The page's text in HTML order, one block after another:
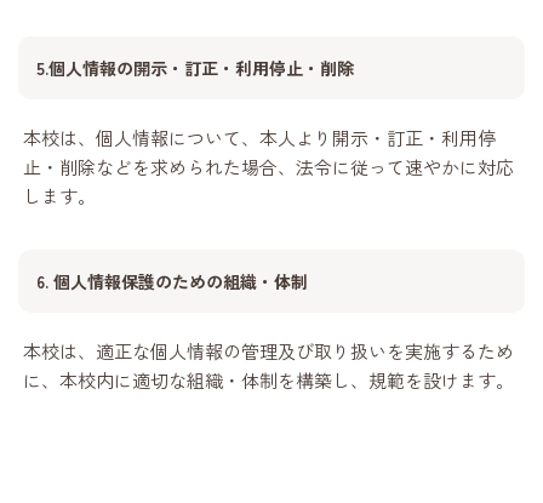
5.個人情報の開示・訂正・利用停止・削除
本校は、個人情報について、本人より開示・訂正・利用停
止・削除などを求められた場合、法令に従って速やかに対応
します。
6. 個人情報保護のための組織・体制
本校は、適正な個人情報の管理及び取り扱いを実施するため
に、本校内に適切な組織・体制を構築し、規範を設けます。